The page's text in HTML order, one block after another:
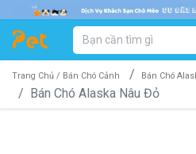
DANH MỤC
SẢN PHẨM DÀNH CHO MÈO
Trang Chủ / Bán Chó Cảnh Bán Chó
Bán Chó Alaska Nâu Đỏ